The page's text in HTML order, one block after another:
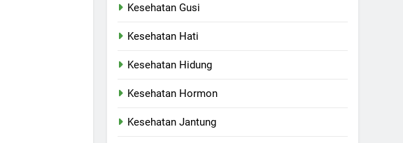
Kesehatan Gusi
Kesehatan Hati
Kesehatan Hidung
Kesehatan Hormon
Kesehatan Jantung